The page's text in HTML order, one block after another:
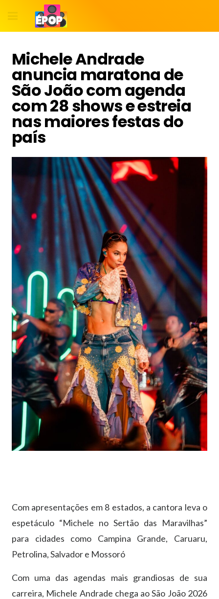
Michele Andrade
anuncia maratona de
São João com agenda
com 28 shows e estreia
nas maiores festas do
país
Com apresentações em 8 estados, a cantora leva o
espetáculo “Michele no Sertão das Maravilhas”
para cidades como Campina Grande, Caruaru,
Petrolina, Salvador e Mossoró
Com uma das agendas mais grandiosas de sua
carreira, Michele Andrade chega ao São João 2026